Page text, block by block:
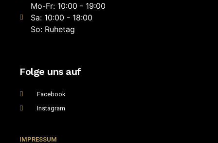
Mo-Fr: 10:00 - 19:00
Sa: 10:00 - 18:00
So: Ruhetag
Folge uns auf
Facebook
Instagram
IMPRESSUM